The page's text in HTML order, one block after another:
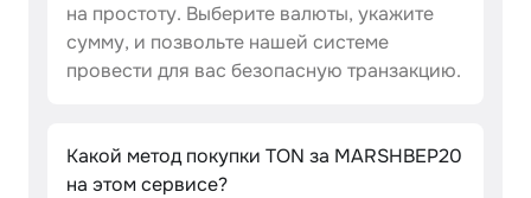
на простоту. Выберите валюты, укажите
сумму, и позвольте нашей системе
провести для вас безопасную транзакцию.
Какой метод покупки TON за MARSHBEP20
на этом сервисе?